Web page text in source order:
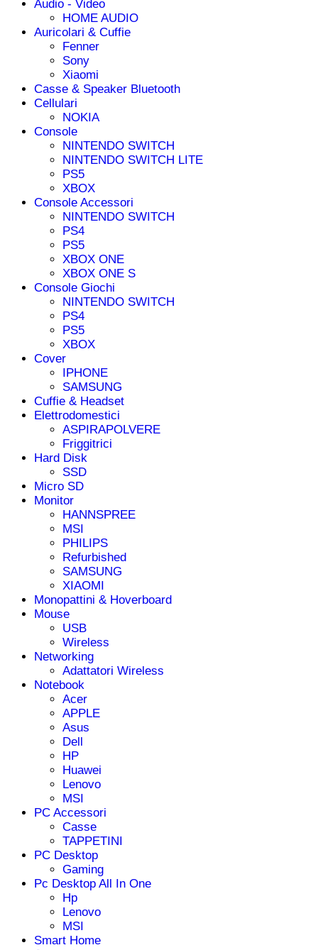
Audio - Video
HOME AUDIO
Auricolari & Cuffie
Fenner
Sony
Xiaomi
Casse & Speaker Bluetooth
Cellulari
NOKIA
Console
NINTENDO SWITCH
NINTENDO SWITCH LITE
PS5
XBOX
Console Accessori
NINTENDO SWITCH
PS4
PS5
XBOX ONE
XBOX ONE S
Console Giochi
NINTENDO SWITCH
PS4
PS5
XBOX
Cover
IPHONE
SAMSUNG
Cuffie & Headset
Elettrodomestici
ASPIRAPOLVERE
Friggitrici
Hard Disk
SSD
Micro SD
Monitor
HANNSPREE
MSI
PHILIPS
Refurbished
SAMSUNG
XIAOMI
Monopattini & Hoverboard
Mouse
USB
Wireless
Networking
Adattatori Wireless
Notebook
Acer
APPLE
Asus
Dell
HP
Huawei
Lenovo
MSI
PC Accessori
Casse
TAPPETINI
PC Desktop
Gaming
Pc Desktop All In One
Hp
Lenovo
MSI
Smart Home